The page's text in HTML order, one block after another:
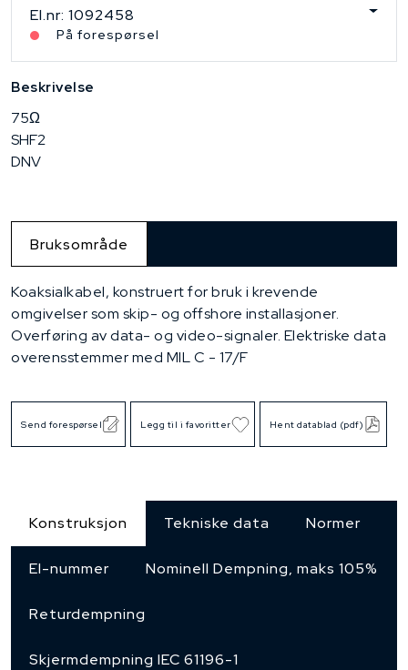
El.nr: 1092458
På forespørsel
Beskrivelse
75Ω
SHF2
DNV
Bruksområde
Koaksialkabel, konstruert for bruk i krevende
omgivelser som skip- og offshore installasjoner.
Overføring av data- og video-signaler. Elektriske data
overensstemmer med MIL C - 17/F
Send forespørsel Legg til i favoritter Hent datablad (pdf)
Konstruksjon Tekniske data Normer
El-nummer Nominell Dempning, maks 105%
Returdempning
Skjermdempning IEC 61196-1